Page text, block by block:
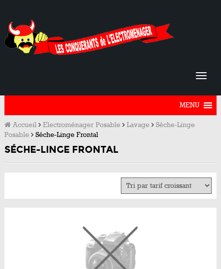
MENU
Accueil Electroménager Posable Lavage
Sèche-Linge
Posable
Séche-Linge Frontal
SÉCHE-LINGE FRONTAL